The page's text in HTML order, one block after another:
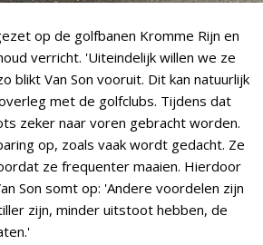
op de golfbanen Kromme Rijn en
verricht. 'Uiteindelijk willen we ze
blikt Van Son vooruit. Dit kan natuurlijk
met de golfclubs. Tijdens dat
zeker naar voren gebracht worden.
op, zoals vaak wordt gedacht. Ze
ze frequenter maaien. Hierdoor
Son somt op: 'Andere voordelen zijn
zijn, minder uitstoot hebben, de